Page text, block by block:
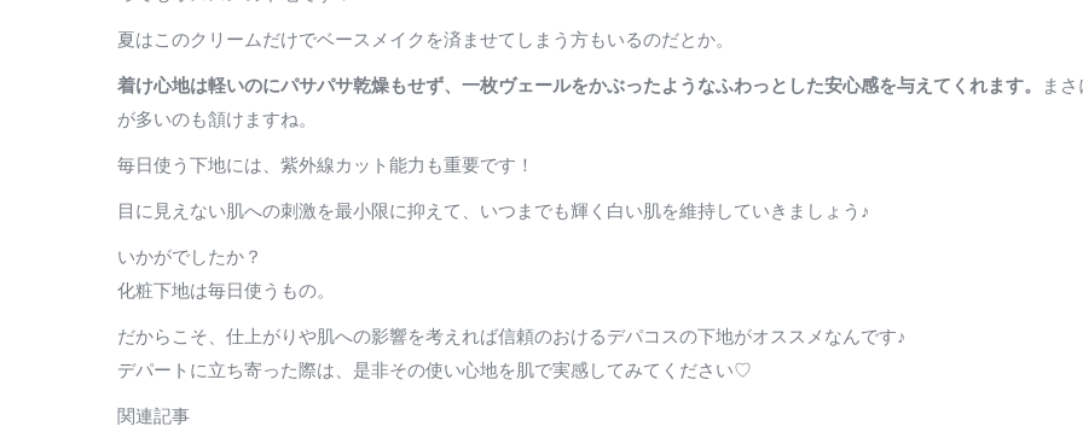
夏はこのクリームだけでベースメイクを済ませてしまう方もいるのだとか。
着け心地は軽いのにパサパサ乾燥もせず、一枚ヴェールをかぶったようなふわっとした安心感を与えてくれます。
ま
が多いのも頷けますね。
毎日使う下地には、紫外線カット能力も重要です！
目に見えない肌への刺激を最小限に抑えて、いつまでも輝く白い肌を維持していきましょう♪
いかがでしたか？
化粧下地は毎日使うもの。
だからこそ、仕上がりや肌への影響を考えれば信頼のおけるデパコスの下地がオススメなんです♪
デパートに立ち寄った際は、是非その使い心地を肌で実感してみてください♡
関連記事